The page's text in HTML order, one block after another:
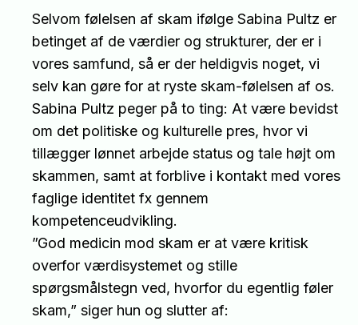
Selvom følelsen af skam ifølge Sabina Pultz er
betinget af de værdier og strukturer, der er i
vores samfund, så er der heldigvis noget, vi
selv kan gøre for at ryste skam-følelsen af os.
Sabina Pultz peger på to ting: At være bevidst
om det politiske og kulturelle pres, hvor vi
tillægger lønnet arbejde status og tale højt om
skammen, samt at forblive i kontakt med vores
faglige identitet fx gennem
kompetenceudvikling.
”God medicin mod skam er at være kritisk
overfor værdisystemet og stille
spørgsmålstegn ved, hvorfor du egentlig føler
skam,” siger hun og slutter af: